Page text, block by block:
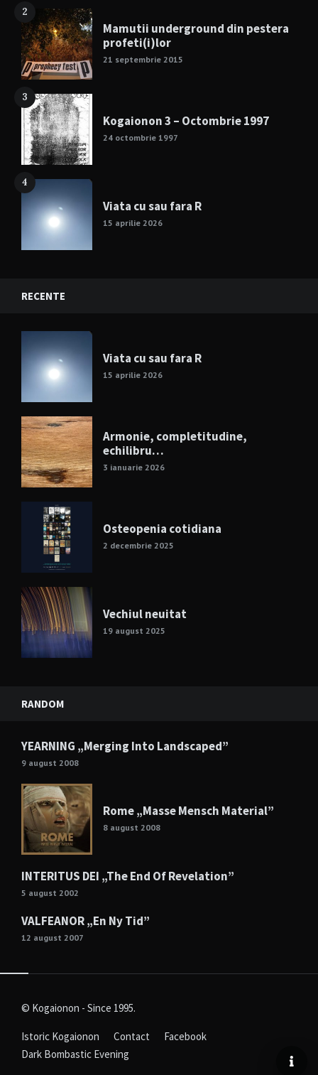
2
Mamutii underground din pestera
profeti(i)lor
21 septembrie 2015
3
Kogaionon 3 – Octombrie 1997
24 octombrie 1997
4
Viata cu sau fara R
15 aprilie 2026
RECENTE
Viata cu sau fara R
15 aprilie 2026
Armonie, completitudine,
echilibru…
3 ianuarie 2026
Osteopenia cotidiana
2 decembrie 2025
Vechiul neuitat
19 august 2025
RANDOM
YEARNING „Merging Into Landscaped”
9 august 2008
Rome „Masse Mensch Material”
8 august 2008
INTERITUS DEI „The End Of Revelation”
5 august 2002
VALFEANOR „En Ny Tid”
12 august 2007
© Kogaionon - Since 1995.
Istoric Kogaionon Contact
Facebook
Dark Bombastic Evening